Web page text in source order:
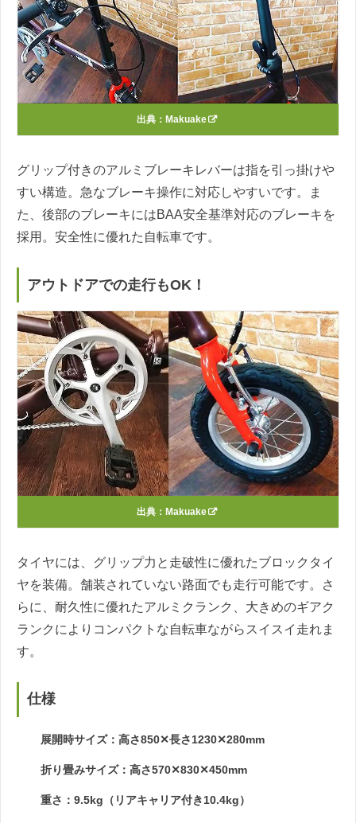
出典： Makuake
グリップ付きのアルミブレーキレバーは指を引っ掛けや
すい構造。急なブレーキ操作に対応しやすいです。ま
た、後部のブレーキにはBAA安全基準対応のブレーキを
採用。安全性に優れた自転車です。
アウトドアでの走行もOK！
出典： Makuake
タイヤには、グリップ力と走破性に優れたブロックタイ
ヤを装備。舗装されていない路面でも走行可能です。さ
らに、耐久性に優れたアルミクランク、大きめのギアク
ランクによりコンパクトな自転車ながらスイスイ走れま
す。
仕様
展開時サイズ：高さ850✕長さ1230✕280mm
折り畳みサイズ：高さ570✕830✕450mm
重さ：9.5kg（リアキャリア付き10.4kg）